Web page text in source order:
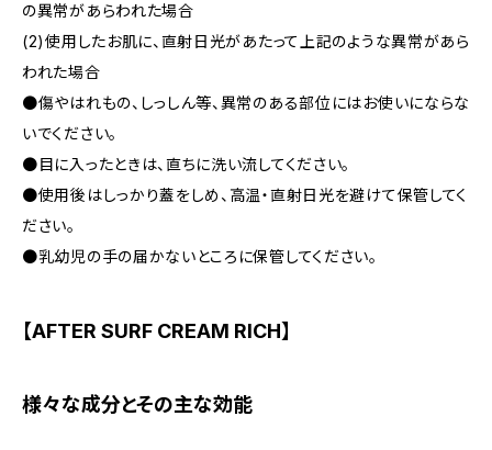
の異常があらわれた場合
(2)使用したお肌に、直射日光があたって上記のような異常があら
われた場合
●傷やはれもの、しっしん等、異常のある部位にはお使いにならな
いでください。
●目に入ったときは、直ちに洗い流してください。
●使用後はしっかり蓋をしめ、高温・直射日光を避けて保管してく
ださい。
●乳幼児の手の届かないところに保管してください。
【AFTER SURF CREAM RICH】
様々な成分とその主な効能